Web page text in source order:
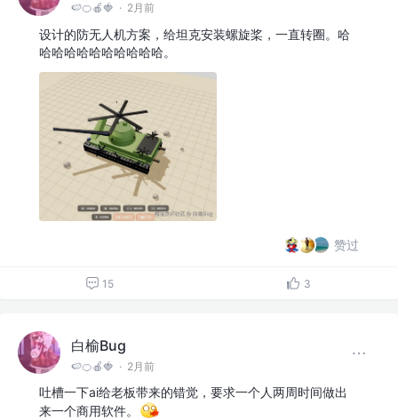
🍉🍊🍎🍓 · 2月前
设计的防无人机方案，给坦克安装螺旋桨，一直转圈。哈
哈哈哈哈哈哈哈哈哈哈。
赞过
15 3
白榆Bug
🍉🍊🍎🍓 · 2月前
吐槽一下ai给老板带来的错觉，要求一个人两周时间做出
来一个商用软件。